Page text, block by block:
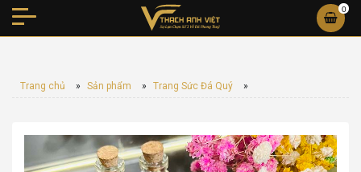
0
Trang chủ » Sản phẩm » Trang Sức Đá Quý »